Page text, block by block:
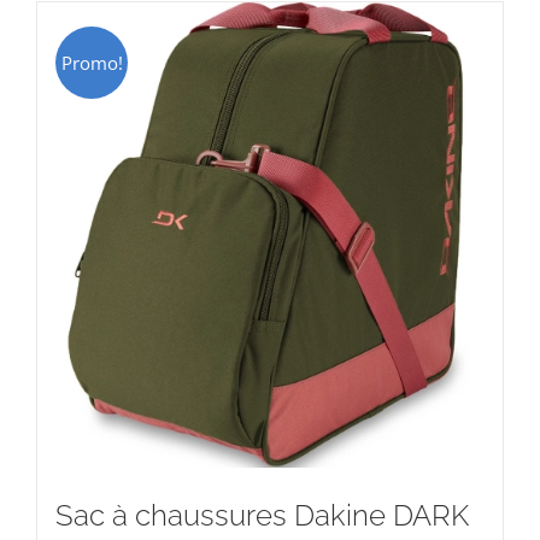
Promo!
Sac à chaussures Dakine DARK